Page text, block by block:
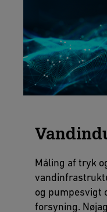
Måling af tryk
og pumpesvigt
forsyning.